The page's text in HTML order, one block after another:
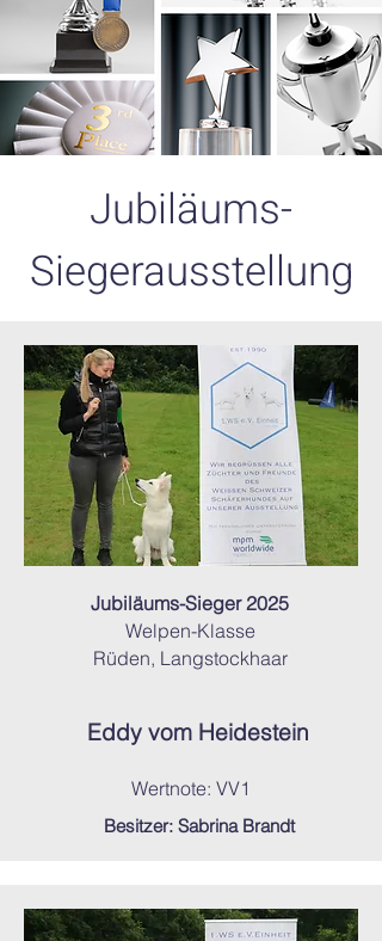
Jubiläums-
Siegerausstellung
Jubiläums-Sieger 2025
Welpen-Klasse
Rüden, Langstockhaar
Eddy vom Heidestein
Wertnote: VV1
Besitzer: Sabrina Brandt